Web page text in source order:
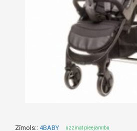
Zīmols:: 4BABY uzzināt pieejamību